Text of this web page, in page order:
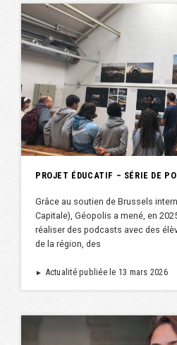
PROJET ÉDUCATIF – SÉRIE DE
Grâce au soutien de Brussels
Capitale), Géopolis a mené, en
réaliser des podcasts avec des
de la région, des
► Actualité publiée le 13 mars 2026